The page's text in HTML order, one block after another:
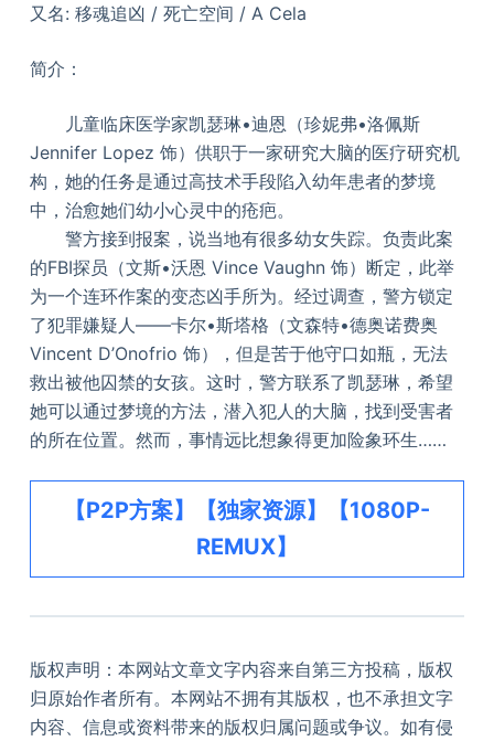
又名: 移魂追凶 / 死亡空间 / A Cela
简介：
儿童临床医学家凯瑟琳•迪恩（珍妮弗•洛佩斯
Jennifer Lopez 饰）供职于一家研究大脑的医疗研究机
构，她的任务是通过高技术手段陷入幼年患者的梦境
中，治愈她们幼小心灵中的疮疤。
警方接到报案，说当地有很多幼女失踪。负责此案
的FBI探员（文斯•沃恩 Vince Vaughn 饰）断定，此举
为一个连环作案的变态凶手所为。经过调查，警方锁定
了犯罪嫌疑人——卡尔•斯塔格（文森特•德奥诺费奥
Vincent D’Onofrio 饰），但是苦于他守口如瓶，无法
救出被他囚禁的女孩。这时，警方联系了凯瑟琳，希望
她可以通过梦境的方法，潜入犯人的大脑，找到受害者
的所在位置。然而，事情远比想象得更加险象环生……
【P2P方案】【独家资源】【1080P-
REMUX】
版权声明：本网站文章文字内容来自第三方投稿，版权
归原始作者所有。本网站不拥有其版权，也不承担文字
内容、信息或资料带来的版权归属问题或争议。如有侵